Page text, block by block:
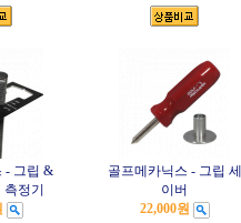
- 그립 &
정기
골프메카닉스 - 그립 세
이버
22,000원